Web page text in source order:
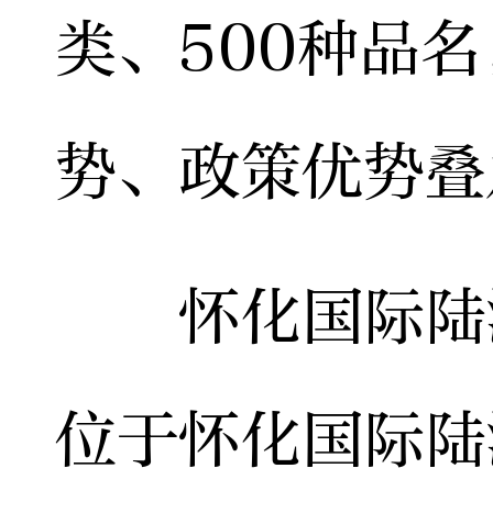
类、500种品
势、政策优势
怀化国际陆
位于怀化国际